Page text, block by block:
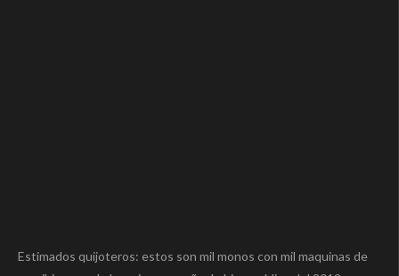
Estimados quijoteros: estos son mil monos con mil maquinas de